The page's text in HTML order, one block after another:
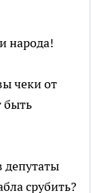
народа!
чеки от
быть
депутаты
срубить?